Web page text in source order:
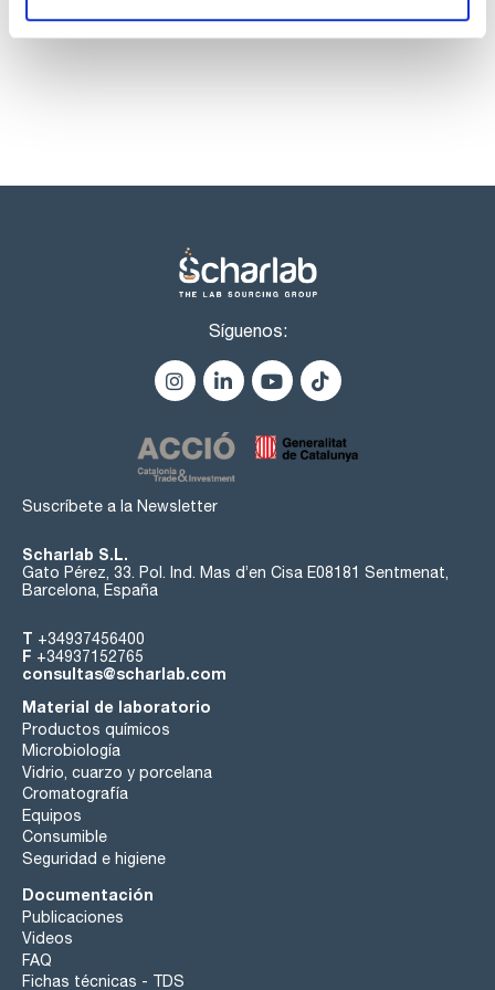
Aldrin 100ug/ml [309-00-2]
productos marca Scharlau habitualmente en stock,
listos para una entrega inmediata.
Síguenos:
Suscríbete a la Newsletter
Scharlab S.L.
Gato Pérez, 33. Pol. Ind. Mas d’en Cisa E08181 Sentmenat,
Barcelona, España
T +34937456400
F +34937152765
consultas@scharlab.com
Material de laboratorio
Productos químicos
Microbiología
Vidrio, cuarzo y porcelana
Cromatografía
Equipos
Consumible
Seguridad e higiene
Documentación
Publicaciones
Videos
FAQ
Fichas técnicas - TDS